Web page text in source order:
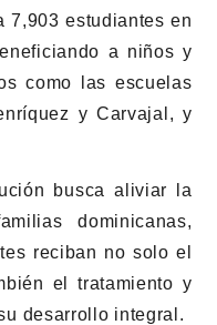
7,903 estudiantes en
a niños y
como las escuelas
y Carvajal, y
busca aliviar la
dominicanas,
reciban no solo el
el tratamiento y
desarrollo integral.